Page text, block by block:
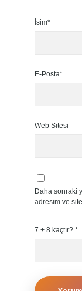
İsim*
E-Posta*
Web Sitesi
Daha sonraki
adresim ve
7 + 8 kaçtır? *